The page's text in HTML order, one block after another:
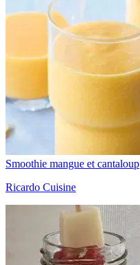
Smoothie mangue et cantaloup
Ricardo Cuisine